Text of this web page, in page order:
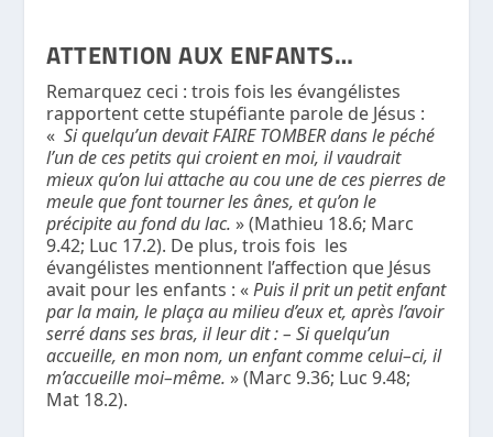
ATTENTION AUX ENFANTS…
Remarquez ceci : trois fois les évangélistes
rapportent cette stupéfiante parole de Jésus :
«Si quelqu’un devait FAIRE TOMBER dans le péché
l’un de ces petits qui croient en moi, il vaudrait
mieux qu’on lui attache au cou une de ces pierres de
meule que font tourner les ânes, et qu’on le
précipite au fond du lac. » (Mathieu 18.6; Marc
9.42; Luc 17.2). De plus, trois fois les
évangélistes mentionnent l’affection que Jésus
avait pour les enfants : «Puis il prit un petit enfant
par la main, le plaça au milieu d’eux et, après l’avoir
serré dans ses bras, il leur dit : – Si quelqu’un
accueille, en mon nom, un enfant comme celui–ci, il
m’accueille moi–même. » (Marc 9.36; Luc 9.48;
Mat 18.2).